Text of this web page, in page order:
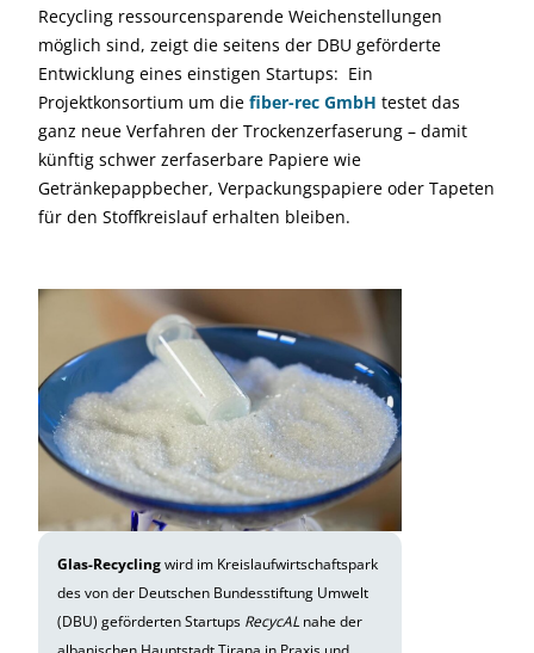
Recycling ressourcensparende Weichenstellungen
möglich sind, zeigt die seitens der DBU geförderte
Entwicklung eines einstigen Startups: Ein
Projektkonsortium um die fiber-rec GmbH testet das
ganz neue Verfahren der Trockenzerfaserung – damit
künftig schwer zerfaserbare Papiere wie
Getränkepappbecher, Verpackungspapiere oder Tapeten
für den Stoffkreislauf erhalten bleiben.
Glas-Recyclingwird im Kreislaufwirtschaftspark
des von der Deutschen Bundesstiftung Umwelt
(DBU) geförderten Startups RecycAL nahe der